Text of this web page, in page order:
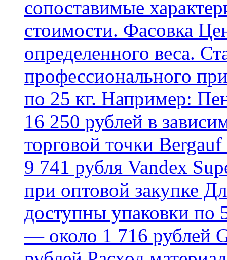
сопоставимые
стоимости. Фасовка
определенного веса.
профессионального
по 25 кг. Например:
16 250 рублей в
торговой точки
9 741 рубля Vandex
при оптовой закупке
доступны упаковки по
— около 1 716 рублей